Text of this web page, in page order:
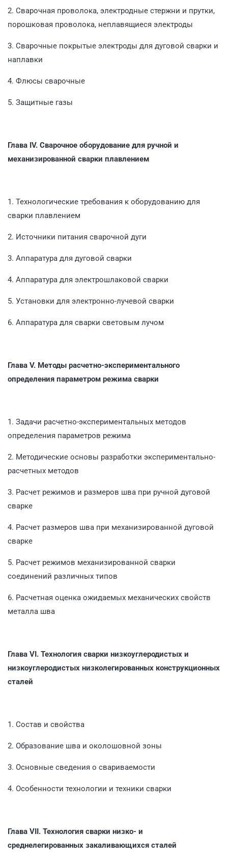
2. Сварочная проволока, электродные стержни и прутки,
порошковая проволока, неплавящиеся электроды
3. Сварочные покрытые электроды для дуговой сварки и
наплавки
4. Флюсы сварочные
5. Защитные газы
Глава IV. Сварочное оборудование для ручной и
механизированной сварки плавлением
1. Технологические требования к оборудованию для
сварки плавлением
2. Источники питания сварочной дуги
3. Аппаратура для дуговой сварки
4. Аппаратура для электрошлаковой сварки
5. Установки для электронно-лучевой сварки
6. Аппаратура для сварки световым лучом
Глава V. Методы расчетно-экспериментального
определения пара­метром режима сварки
1. Задачи расчетно-экспериментальных методов
определения параметров режима
2. Методические основы разработки экспериментально-
рас­четных методов
3. Расчет режимов и размеров шва при ручной дуговой
сварке
4. Расчет размеров шва при механизированной дуговой
сварке
5. Расчет режимов механизированной сварки
соединений различных типов
6. Расчетная оценка ожидаемых механических свойств
ме­талла шва
Глава VI. Технология сварки низкоуглеродистых и
низкоуглеро­дистых низколегированных конструкционных
сталей
1. Состав и свойства
2. Образование шва и околошовной зоны
3. Основные сведения о свариваемости
4. Особенности технологии и техники сварки
Глава VII. Технология сварки низко- и
среднелегированных зака­ливающихся сталей